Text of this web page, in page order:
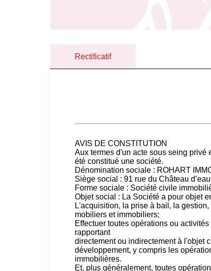
Rectificatif
AVIS DE CONSTITUTION
Aux termes d'un acte sous seing
été constitué une société.
Dénomination sociale : ROHART
Siège social : 91 rue du Château
Forme sociale : Société civile
Objet social : La Société a pour objet
L'acquisition, la prise à bail, la
mobiliers et immobiliers;
Effectuer toutes opérations ou
rapportant
directement ou indirectement à l'objet
développement, y compris les
immobilières.
Et, plus généralement, toutes